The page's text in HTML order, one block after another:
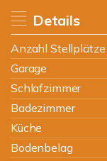
Details
Anzahl Stellplätze
Garage
Schlafzimmer
Badezimmer
Küche
Bodenbelag